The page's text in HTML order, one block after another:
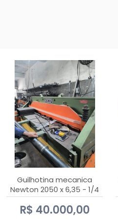
Guilhotina mecanica
Newton 2050 x 6,35 - 1/4
R$ 40.000,00